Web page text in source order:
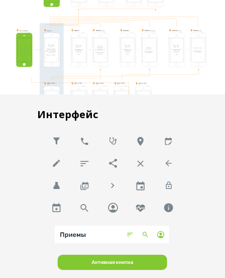
Прототипирование Менеджмент
Передача
макетов в
разработку
Zeplin
Интерфейс